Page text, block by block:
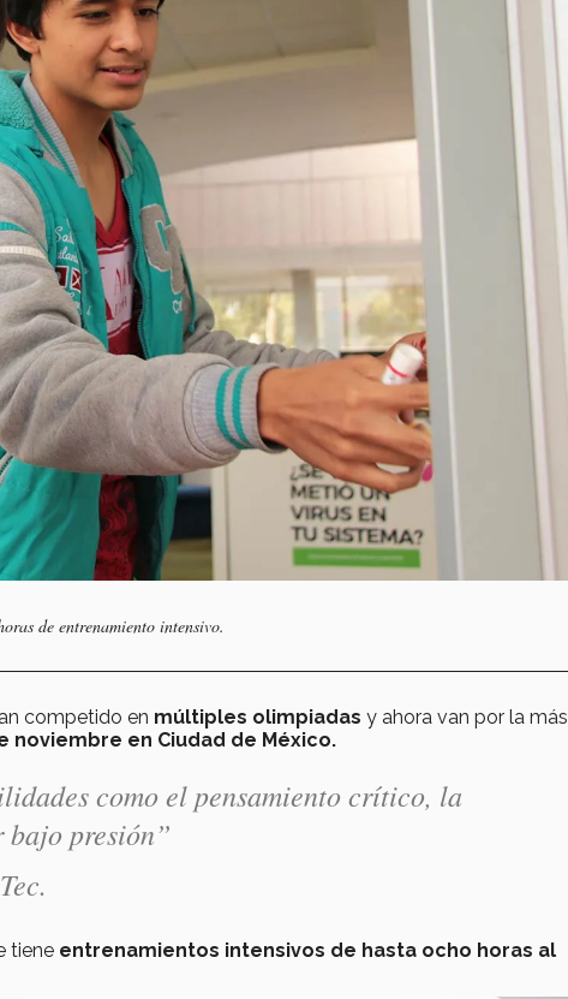
de entrenamiento intensivo.
competido en múltiples olimpiadas y ahora van por la más
noviembre en Ciudad de México.
como el pensamiento crítico, la
presión”
tiene entrenamientos intensivos de hasta ocho horas al